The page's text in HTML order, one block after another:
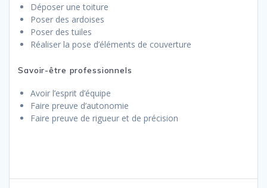
Déposer une toiture
Poser des ardoises
Poser des tuiles
Réaliser la pose d’éléments de couverture
Savoir-être professionnels
Avoir l’esprit d’équipe
Faire preuve d’autonomie
Faire preuve de rigueur et de précision